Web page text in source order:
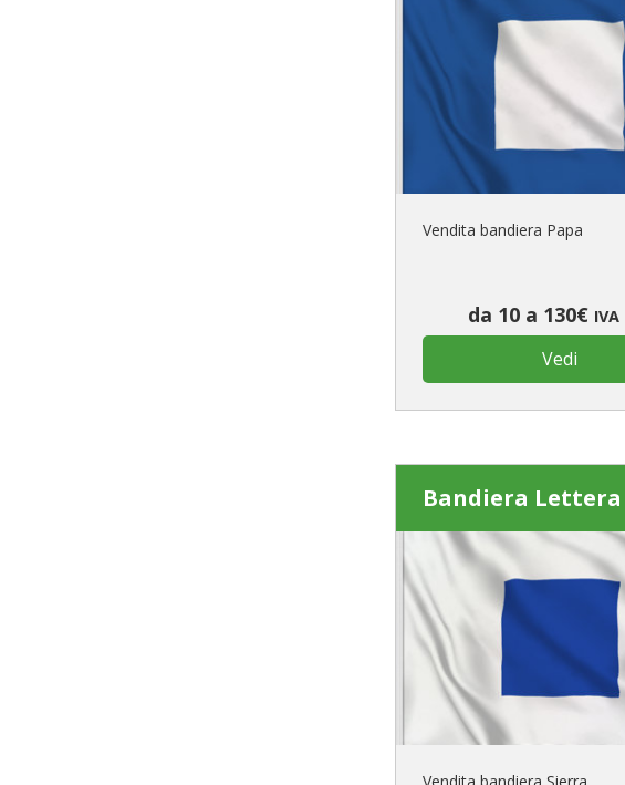
Vendita bandiera Papa
da 10 a 130€ IVA
Vedi
Bandiera Lettera
Vendita bandiera Sierra